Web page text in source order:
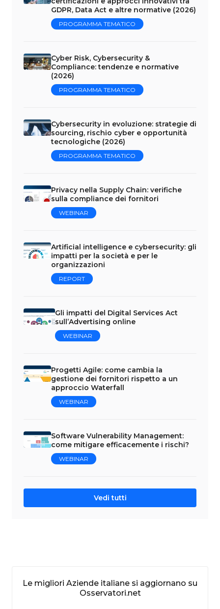
GDPR, Data Act e altre normative (2026)
PROGRAMMA TEMATICO
Cyber Risk, Cybersecurity &
Compliance: tendenze e normative
(2026)
PROGRAMMA TEMATICO
Cybersecurity in evoluzione: strategie di
sourcing, rischio cyber e opportunità
tecnologiche (2026)
PROGRAMMA TEMATICO
Privacy nella Supply Chain: verifiche
sulla compliance dei fornitori
WEBINAR
Artificial intelligence e cybersecurity: gli
impatti per la società e per le
organizzazioni
REPORT
Gli impatti del Digital Services Act
sull’Advertising online
WEBINAR
Progetti Agile: come cambia la
gestione dei fornitori rispetto a un
approccio Waterfall
WEBINAR
Software Vulnerability Management:
come mitigare efficacemente i rischi?
WEBINAR
Vedi tutti
Le migliori Aziende italiane si aggiornano su
Osservatori.net